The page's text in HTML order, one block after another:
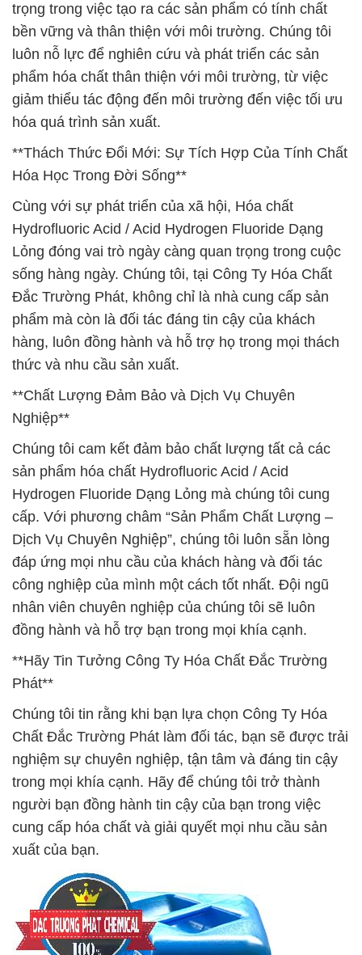
trọng trong việc tạo ra các sản phẩm có tính chất
bền vững và thân thiện với môi trường. Chúng tôi
luôn nỗ lực để nghiên cứu và phát triển các sản
phẩm hóa chất thân thiện với môi trường, từ việc
giảm thiểu tác động đến môi trường đến việc tối ưu
hóa quá trình sản xuất.
**Thách Thức Đổi Mới: Sự Tích Hợp Của Tính Chất
Hóa Học Trong Đời Sống**
Cùng với sự phát triển của xã hội, Hóa chất
Hydrofluoric Acid / Acid Hydrogen Fluoride Dạng
Lỏng đóng vai trò ngày càng quan trọng trong cuộc
sống hàng ngày. Chúng tôi, tại Công Ty Hóa Chất
Đắc Trường Phát, không chỉ là nhà cung cấp sản
phẩm mà còn là đối tác đáng tin cậy của khách
hàng, luôn đồng hành và hỗ trợ họ trong mọi thách
thức và nhu cầu sản xuất.
**Chất Lượng Đảm Bảo và Dịch Vụ Chuyên
Nghiệp**
Chúng tôi cam kết đảm bảo chất lượng tất cả các
sản phẩm hóa chất Hydrofluoric Acid / Acid
Hydrogen Fluoride Dạng Lỏng mà chúng tôi cung
cấp. Với phương châm “Sản Phẩm Chất Lượng –
Dịch Vụ Chuyên Nghiệp”, chúng tôi luôn sẵn lòng
đáp ứng mọi nhu cầu của khách hàng và đối tác
công nghiệp của mình một cách tốt nhất. Đội ngũ
nhân viên chuyên nghiệp của chúng tôi sẽ luôn
đồng hành và hỗ trợ bạn trong mọi khía cạnh.
**Hãy Tin Tưởng Công Ty Hóa Chất Đắc Trường
Phát**
Chúng tôi tin rằng khi bạn lựa chọn Công Ty Hóa
Chất Đắc Trường Phát làm đối tác, bạn sẽ được trải
nghiệm sự chuyên nghiệp, tận tâm và đáng tin cậy
trong mọi khía cạnh. Hãy để chúng tôi trở thành
người bạn đồng hành tin cậy của bạn trong việc
cung cấp hóa chất và giải quyết mọi nhu cầu sản
xuất của bạn.